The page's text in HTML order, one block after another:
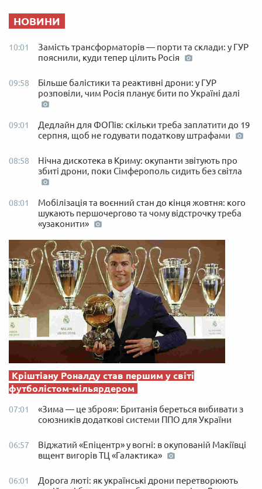
НОВИНИ
10:01
Замість трансформаторів — порти та склади: у ГУР
пояснили, куди тепер цілить Росія
09:58
Більше балістики та реактивні дрони: у ГУР
розповіли, чим Росія планує бити по Україні далі
09:01
Дедлайн для ФОПів: скільки треба заплатити до 19
серпня, щоб не годувати податкову штрафами
08:58
Нічна дискотека в Криму: окупанти звітують про
збиті дрони, поки Сімферополь сидить без світла
08:01
Мобілізація та воєнний стан до кінця жовтня: кого
шукають першочергово та чому відстрочку треба
«узаконити»
Кріштіану Роналду став першим у світі
футболістом-мільярдером
07:01
«Зима — це зброя»: Британія береться вибивати з
союзників додаткові системи ППО для України
06:57
Віджатий «Епіцентр» у вогні: в окупованій Макіївці
вщент вигорів ТЦ «Галактика»
06:01
Дорога люті: як українські дрони перетворюють